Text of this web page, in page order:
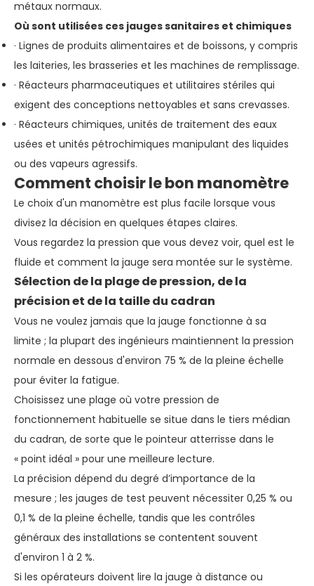
métaux normaux.
Où sont utilisées ces jauges sanitaires et chimiques
· Lignes de produits alimentaires et de boissons, y compris
les laiteries, les brasseries et les machines de remplissage.
· Réacteurs pharmaceutiques et utilitaires stériles qui
exigent des conceptions nettoyables et sans crevasses.
· Réacteurs chimiques, unités de traitement des eaux
usées et unités pétrochimiques manipulant des liquides
ou des vapeurs agressifs.
Comment choisir le bon manomètre
Le choix d'un manomètre est plus facile lorsque vous
divisez la décision en quelques étapes claires.
Vous regardez la pression que vous devez voir, quel est le
fluide et comment la jauge sera montée sur le système.
Sélection de la plage de pression, de la
précision et de la taille du cadran
Vous ne voulez jamais que la jauge fonctionne à sa
limite ; la plupart des ingénieurs maintiennent la pression
normale en dessous d'environ 75 % de la pleine échelle
pour éviter la fatigue.
Choisissez une plage où votre pression de
fonctionnement habituelle se situe dans le tiers médian
du cadran, de sorte que le pointeur atterrisse dans le
« point idéal » pour une meilleure lecture.
La précision dépend du degré d’importance de la
mesure ; les jauges de test peuvent nécessiter 0,25 % ou
0,1 % de la pleine échelle, tandis que les contrôles
généraux des installations se contentent souvent
d'environ 1 à 2 %.
Si les opérateurs doivent lire la jauge à distance ou